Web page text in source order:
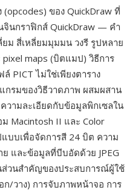
ของ QuickDraw ที่
จินกราฟิกส์ QuickDraw — คำ
ยม สี่เหลี่ยมมุมมน วงรี รูปหลาย
maps (บิตแมป) วิธีการ
PICT ไม่ใช่เพียงตาราง
กรมของวิธีวาดภาพ ผสมผสาน
วามละเอียดกับข้อมูลพิกเซลใน
Macintosh II และ Color
บบเพื่อจัดการสี 24 บิต ความ
และข้อมูลที่บีบอัดด้วย JPEG
ส่วนสำคัญของประสบการณ์ผู้ใช้
/วาง) การจับภาพหน้าจอ การ